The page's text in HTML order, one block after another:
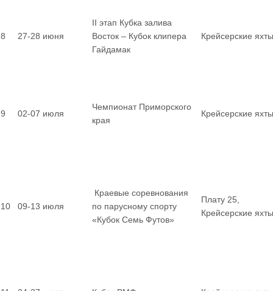
8 27-28 июня
II этап Кубка залива
Восток – Кубок клипера
Гайдамак
Крейсерские яхты
9 02-07 июля
Чемпионат Приморского
края
Крейсерские яхты
10 09-13 июля
Краевые соревнования
по парусному спорту
«Кубок Семь Футов»
Плату 25,
Крейсерские яхты